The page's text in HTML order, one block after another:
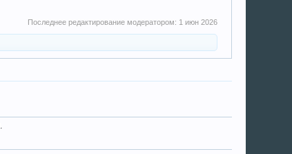
Последнее редактирование модератором: 1 июн 2026